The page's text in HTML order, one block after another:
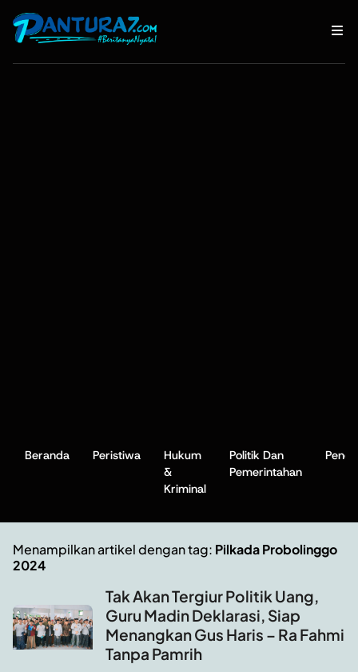
Beranda Peristiwa
Hukum
&
Kriminal
Politik Dan
Pemerintahan
Menampilkan artikel dengan tag: Pilkada Probolinggo
2024
Tak Akan Tergiur Politik Uang,
Guru Madin Deklarasi, Siap
Menangkan Gus Haris – Ra Fahmi
Tanpa Pamrih